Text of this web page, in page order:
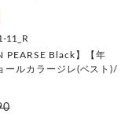
11_R
PEARSE Black】【年
ールカラージレ(ベスト)/